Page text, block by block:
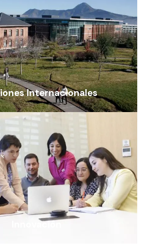
Internacionales
Innovación